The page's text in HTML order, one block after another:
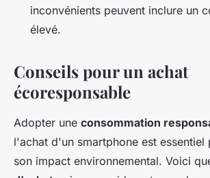
inconvénients peuvent inclure un
élevé.
Conseils pour un achat
écoresponsable
Adopter une consommation
l'achat d'un smartphone est essentiel
son impact environnemental. Voici